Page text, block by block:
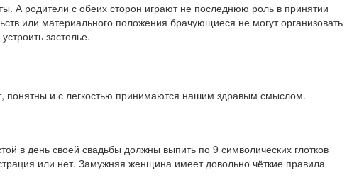
А родители с обеих сторон играют не последнюю роль в принятии
или материального положения брачующиеся не могут организовать
застолье.
понятны и с легкостью принимаются нашим здравым смыслом.
в день своей свадьбы должны выпить по 9 символических глотков
или нет. Замужняя женщина имеет довольно чёткие правила